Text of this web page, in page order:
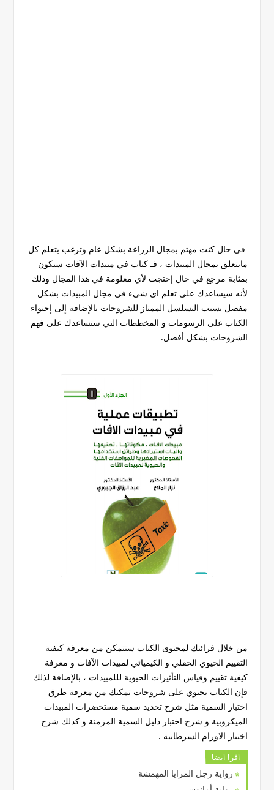
في حال كنت مهتم بمجال الزراعة بشكل عام وترغب بتعلم كل
مايتعلق بمجال المبيدات ، فـ كتاب في مبيدات الآفات سيكون
بمثابة مرجع في حال إحتجت لأي معلومة في هذا المجال وذلك
لأنه سيساعدك على تعلم اي شيء في مجال المبيدات بشكل
مفصل بسبب التسلسل الممتاز للشروحات بالإضافة إلى إحتواء
الكتاب على الرسومات و المخططات التي ستساعدك على فهم
الشروحات بشكل أفضل.
من خلال قرائتك لمحتوى الكتاب ستتمكن من معرفة كيفية
التقييم الحيوي الحقلي و الكيميائي لمبيدات الآفات و معرفة
كيفية تقييم وقياس التأثيرات الحيوية لللمبيدات ، بالإضافة لذلك
فإن الكتاب يحتوي على شروحات تمكنك من معرفة طرق
اختبار السمية مثل شرح تحديد سمية مستحضرات المبيدات
الميكروبية و شرح اختبار دليل السمية المزمنة و كذلك شرح
اختبار الاورام السرطانية .
اقرا ايضا
رواية رجل المرايا المهمشة